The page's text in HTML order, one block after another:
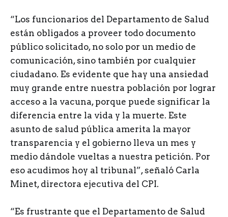
“Los funcionarios del Departamento de Salud
están obligados a proveer todo documento
público solicitado, no solo por un medio de
comunicación, sino también por cualquier
ciudadano. Es evidente que hay una ansiedad
muy grande entre nuestra población por lograr
acceso a la vacuna, porque puede significar la
diferencia entre la vida y la muerte. Este
asunto de salud pública amerita la mayor
transparencia y el gobierno lleva un mes y
medio dándole vueltas a nuestra petición. Por
eso acudimos hoy al tribunal”, señaló Carla
Minet, directora ejecutiva del CPI.
“Es frustrante que el Departamento de Salud